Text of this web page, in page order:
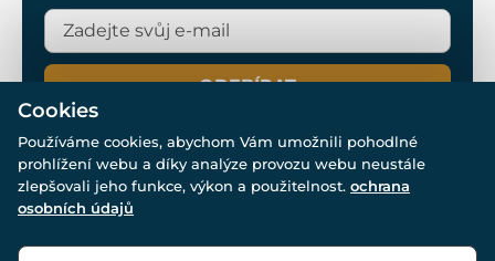
ODEBÍRAT
© Všechna práva vyhrazena. www.drakkaria.cz 2007-2026.
Cookies
Používáme cookies, abychom Vám umožnili pohodlné
prohlížení webu a díky analýze provozu webu neustále
zlepšovali jeho funkce, výkon a použitelnost. ochrana
osobních údajů